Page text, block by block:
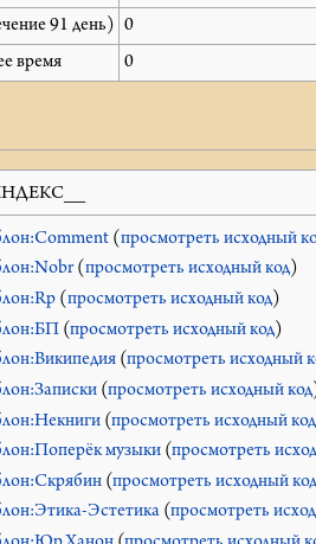
91 день) 0
время
0
(просмотреть исходный
(просмотреть исходный код)
(просмотреть исходный код)
(просмотреть исходный код)
(просмотреть исходный
(просмотреть исходный код
(просмотреть исходный код
музыки(просмотреть
(просмотреть исходный код
Эстетика(просмотреть